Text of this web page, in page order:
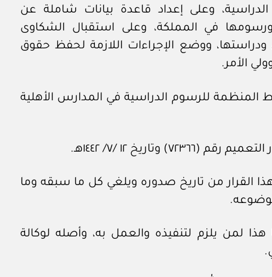
وعلى إعداد قاعدة بيانات شاملة عن
ورسومها في المملكة، وعلى استقبال الشكاوى
ودراستها، ووضع الإجراءات اللازمة لحفظ حقوق
الأمر.
المنظمة للرسوم الدراسية في المدارس الأهلية
وتاريخ ١٢ /٧/ ١٤٤٢هـ.
القرار من تاريخ صدوره ويلغي كل ما سبقه وما
هذا لمن يلزم لتنفيذه والعمل به، وأصله لوكالة